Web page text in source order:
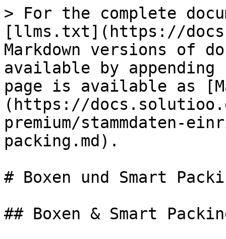
> For the complete
[llms.txt](https://
Markdown versions of
available by
page is available as
(https://
premium/stammdaten-
packing.md).
# Boxen und Smart
## Boxen & Smart